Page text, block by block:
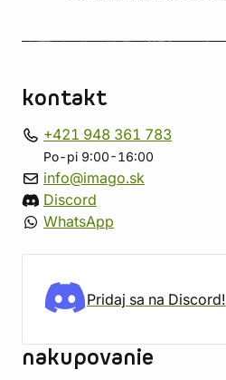
kontakt
+421 948 361 783
Po-pi 9:00-16:00
info@imago.sk
Discord
WhatsApp
Pridaj sa na Discord!
nakupovanie